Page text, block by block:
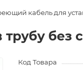
кабель для
без
Код Товара